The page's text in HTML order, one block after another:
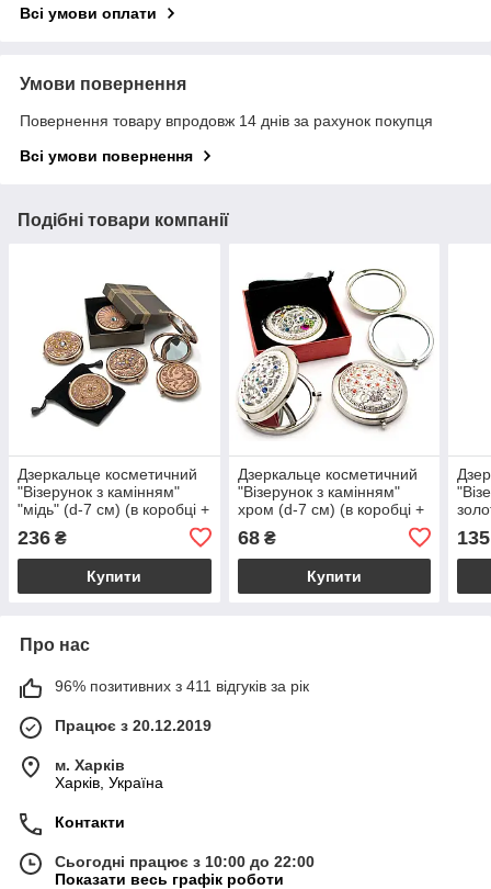
Всі умови оплати
Умови повернення
Повернення товару впродовж 14 днів за рахунок покупця
Всі умови повернення
Подібні товари компанії
Дзеркальце косметичний
"Візерунок з камінням"
"мідь" (d-7 см) (в коробці +
236 ₴
Купити
Дзеркальце косметичний
"Візерунок з камінням"
хром (d-7 см) (в коробці +
68₴
Купити
135
Про нас
96% позитивних з 411 відгуків за рік
Працює з 20.12.2019
м. Харків
Харків, Україна
Контакти
Сьогодні працює з 10:00 до 22:00
Показати весь графік роботи